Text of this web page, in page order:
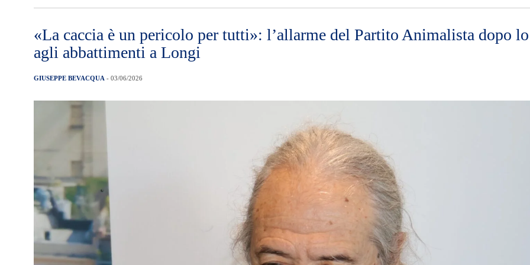
«La caccia è un pericolo per tutti»: l’allarme del Partito Animalista dopo
agli abbattimenti a Longi
GIUSEPPE BEVACQUA - 03/06/2026